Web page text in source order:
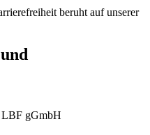
beruht auf unserer
LBF gGmbH